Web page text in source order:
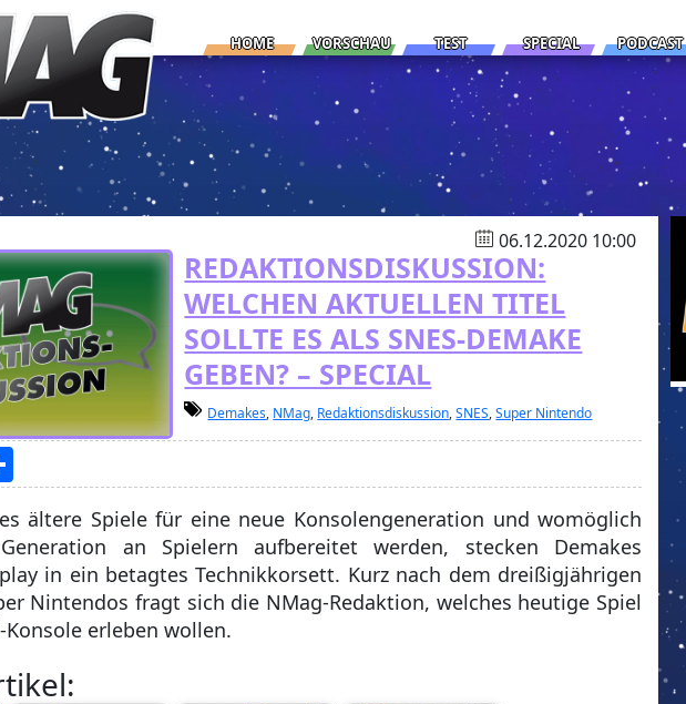
HOME VORSCHAU TEST SPECIAL PODCAST
06.12.2020 10:00
REDAKTIONSDISKUSSION:
WELCHEN AKTUELLEN TITEL
SOLLTE ES ALS SNES-DEMAKE
GEBEN? – SPECIAL
Demakes, NMag, Redaktionsdiskussion,SNES,Super Nintendo
ältere Spiele für eine neue Konsolengeneration und womöglich
an Spielern aufbereitet werden, stecken Demakes
in ein betagtes Technikkorsett. Kurz nach dem dreißigjährigen
Nintendos fragt sich die NMag-Redaktion, welches heutige Spiel
erleben wollen.